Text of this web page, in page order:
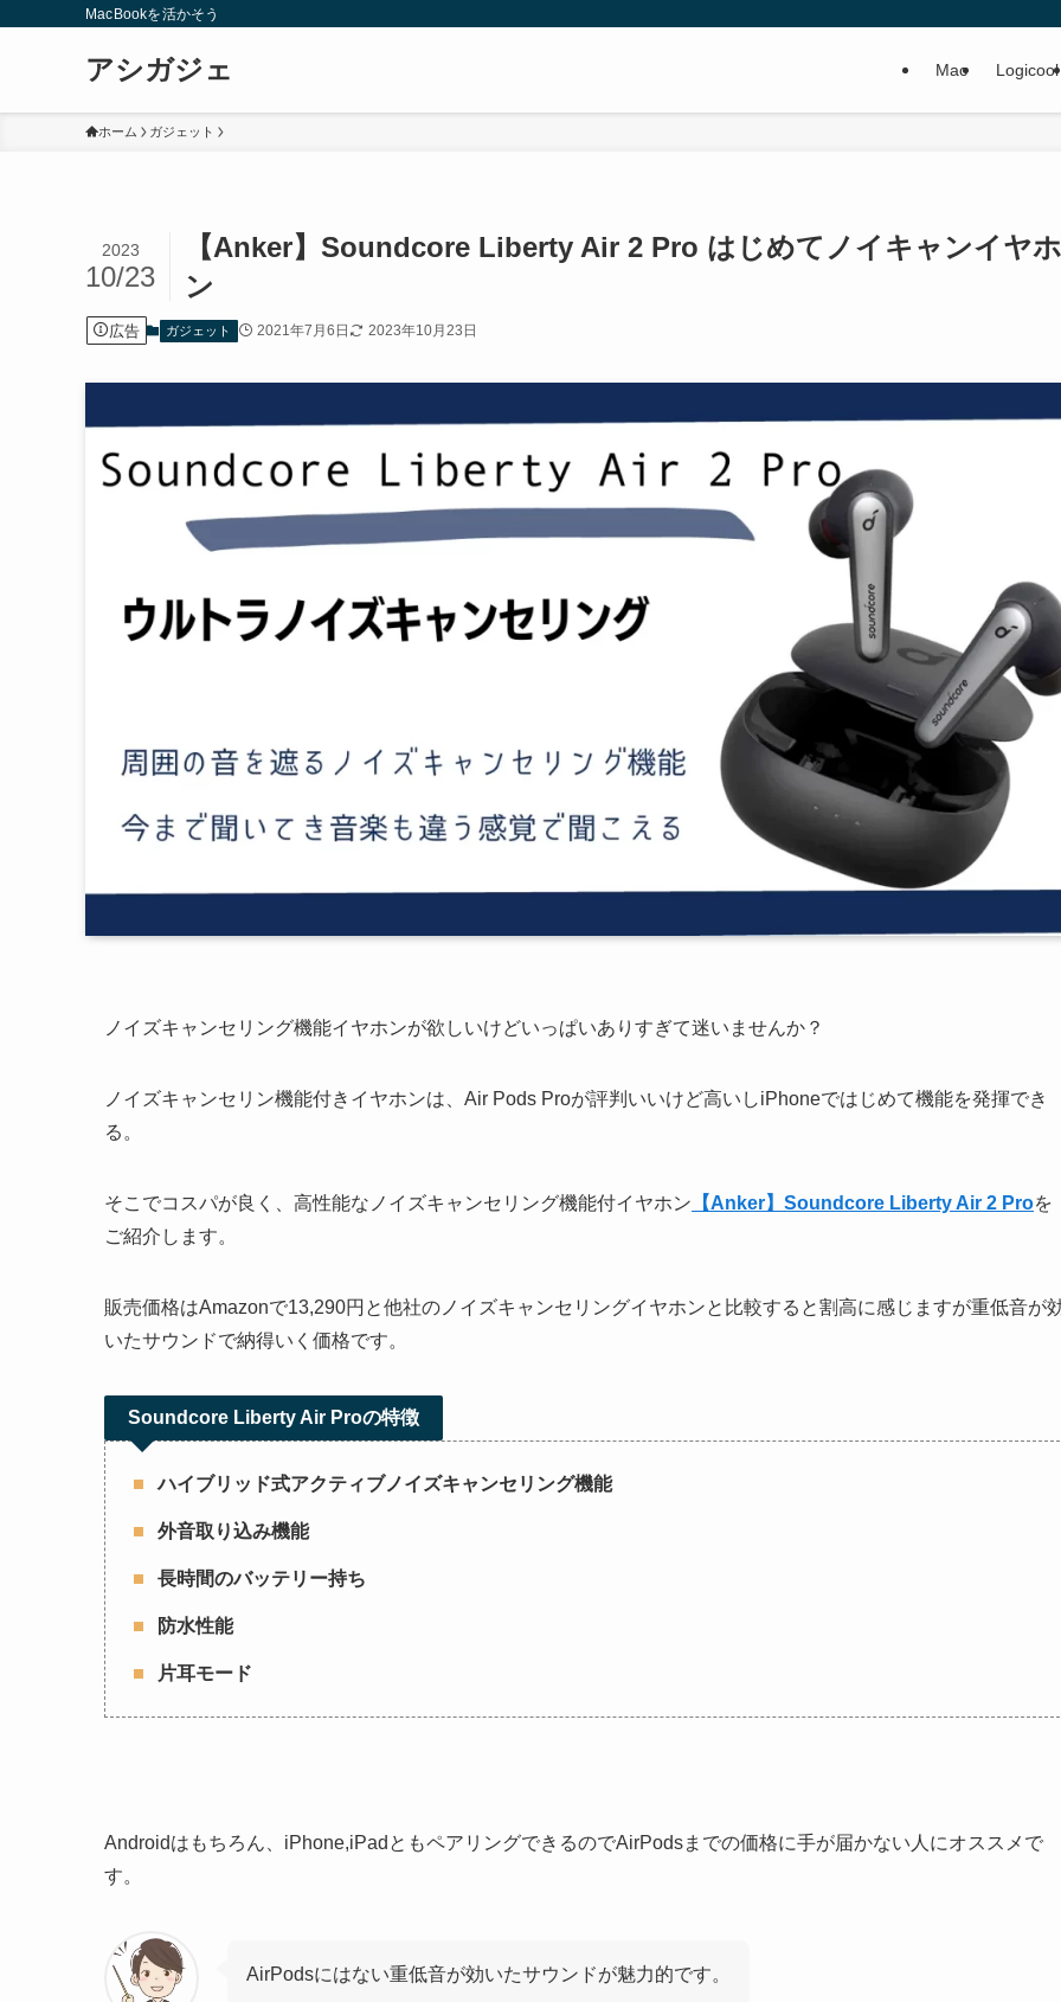
MacBookを活かそう
アシガジェ Mac Logicool
ホーム ガジェット
【Anker】Soundcore Liberty Air 2 Pro はじめてノイキャンイヤホ
ン
2023
10/23
広告 ガジェット 2021年7月6日 2023年10月23日
ノイズキャンセリング機能イヤホンが欲しいけどいっぱいありすぎて迷いませんか？
ノイズキャンセリン機能付きイヤホンは、Air Pods Proが評判いいけど高いしiPhoneではじめて機能を発揮でき
る。
そこでコスパが良く、高性能なノイズキャンセリング機能付イヤホン 【Anker】 Soundcore Liberty Air 2 Proを
ご紹介します。
販売価格はAmazonで13,290円と他社のノイズキャンセリングイヤホンと比較すると割高に感じますが重低音が
いたサウンドで納得いく価格です。
Soundcore Liberty Air Proの特徴
ハイブリッド式アクティブノイズキャンセリング機能
外音取り込み機能
長時間のバッテリー持ち
防水性能
片耳モード
Androidはもちろん、iPhone,iPadともペアリングできるのでAirPodsまでの価格に手が届かない人にオススメで
す。
AirPodsにはない重低音が効いたサウンドが魅力的です。